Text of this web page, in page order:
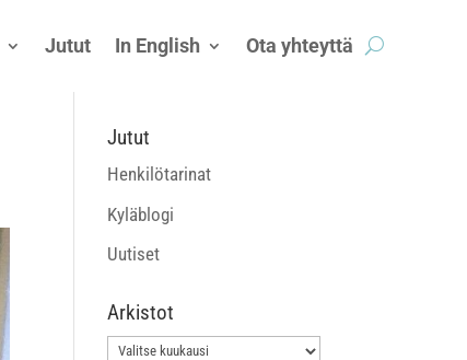
Jutut In English Ota yhteyttä
Jutut
Henkilötarinat
Kyläblogi
Uutiset
Arkistot
Arkistot